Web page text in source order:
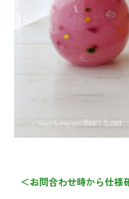
＜お問合わせ時から仕様